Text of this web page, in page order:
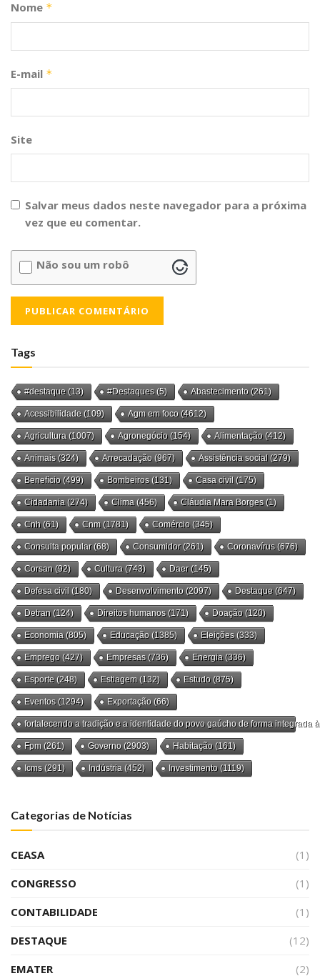
Nome *
E-mail *
Site
Salvar meus dados neste navegador para a próxima
vez que eu comentar.
Não sou um robô
Tags
#destaque(13) #Destaques(5) Abastecimento(261)
Acessibilidade(109) Agm em foco(4612)
Agricultura (1007) Agronegócio(154) Alimentação(412)
Animais(324) Arrecadação(967) Assistência social (279)
Benefício(499) Bombeiros(131) Casa civil (175)
Cidadania (274) Clima (456) Cláudia Mara Borges(1)
Cnh (61) Cnm(1781) Comércio(345)
Consulta popular(68) Consumidor(261) Coronavírus(676)
Corsan (92) Cultura (743) Daer(145)
Defesa civil (180) Desenvolvimento(2097) Destaque(647)
Detran (124) Direitos humanos(171) Doação(120)
Economia (805) Educação(1385) Eleições(333)
Emprego(427) Empresas(736) Energia (336)
Esporte(248) Estiagem(132) Estudo(875)
Eventos(1294) Exportação(66)
fortalecendo a tradição e a identidade do povo gaúcho de forma integrada
Fpm(261) Governo(2903) Habitação(161)
Icms(291) Indústria (452) Investimento(1119)
Categorias de Notícias
CEASA
(1)
CONGRESSO
(1)
CONTABILIDADE
(1)
DESTAQUE
(12)
EMATER
(2)